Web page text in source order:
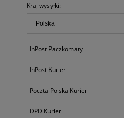
Kraj wysyłki:
InPost Paczkomaty
InPost Kurier
Poczta Polska Kurier
DPD Kurier